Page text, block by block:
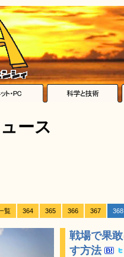
ース
覧 364 365 366 367 368
戦場で果
す方法